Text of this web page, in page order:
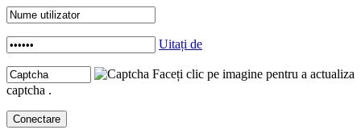
Uitați de
Faceți clic pe imagine pentru a actualiza
captcha .